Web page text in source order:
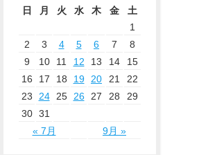
日
月 火 水 木 金
土
1
2
3 4 5 6 7
8
9
10 11 12 13 14
15
16
17 18 19 20 21
22
23
24 25 26 27 28
29
30 31
« 7月
9月 »